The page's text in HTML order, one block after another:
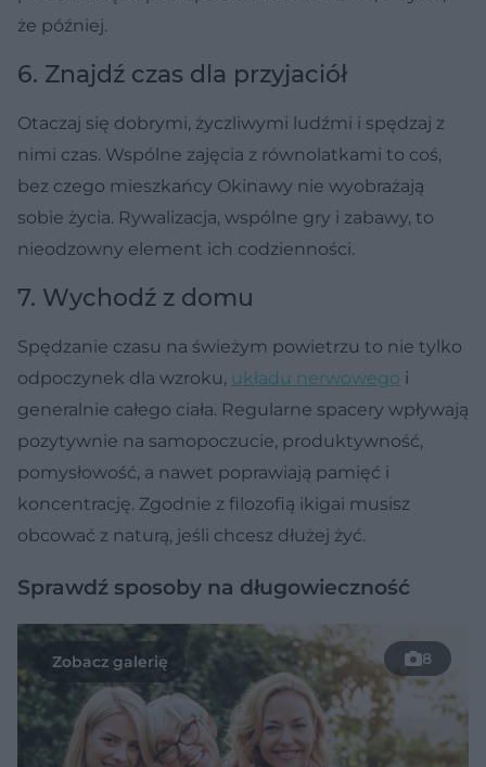
że później.
6. Znajdź czas dla przyjaciół
Otaczaj się dobrymi, życzliwymi ludźmi i spędzaj z
nimi czas. Wspólne zajęcia z równolatkami to coś,
bez czego mieszkańcy Okinawy nie wyobrażają
sobie życia. Rywalizacja, wspólne gry i zabawy, to
nieodzowny element ich codzienności.
7. Wychodź z domu
Spędzanie czasu na świeżym powietrzu to nie tylko
odpoczynek dla wzroku, układu nerwowego i
generalnie całego ciała. Regularne spacery wpływają
pozytywnie na samopoczucie, produktywność,
pomysłowość, a nawet poprawiają pamięć i
koncentrację. Zgodnie z filozofią ikigai musisz
obcować z naturą, jeśli chcesz dłużej żyć.
Sprawdź sposoby na długowieczność
8